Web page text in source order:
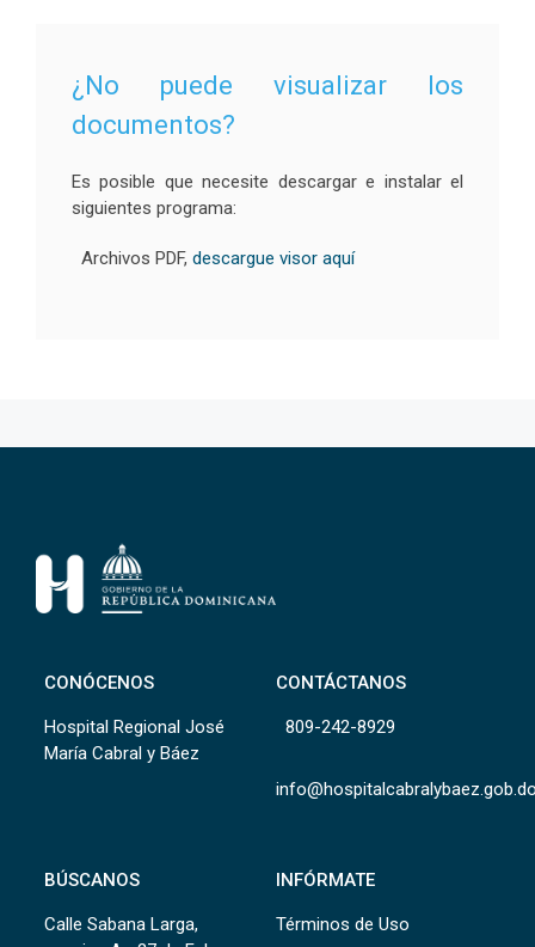
¿No puede visualizar los
documentos?
Es posible que necesite descargar e instalar el
siguientes programa:
Archivos PDF, descargue visor aquí
CONÓCENOS
Hospital Regional José
María Cabral y Báez
CONTÁCTANOS
809-242-8929
BÚSCANOS
Calle Sabana Larga,
INFÓRMATE
Términos de Uso